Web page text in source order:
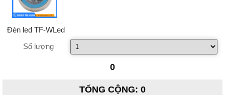
Đèn led TF-WLed
Số lượng
0
TỔNG CỘNG: 0